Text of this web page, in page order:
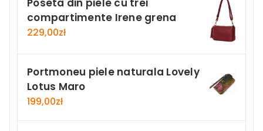
compartimente Irene grena
229,00zł
Portmoneu piele naturala Lovely
Lotus Maro
199,00zł